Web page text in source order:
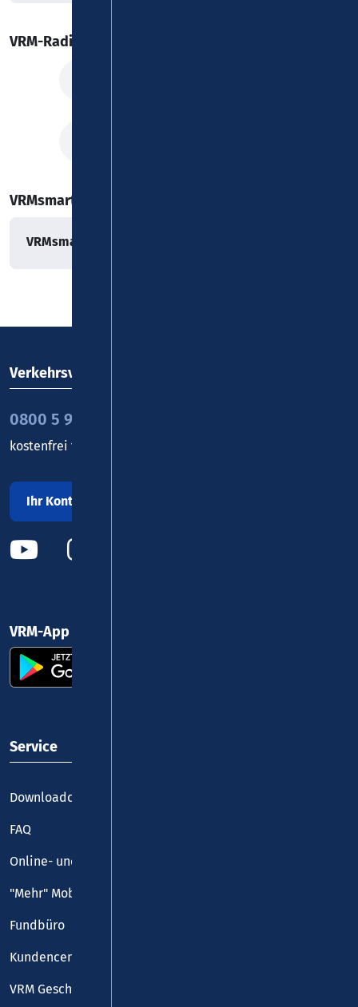
VRM-Radiospots zum VRMsmart
VRMsmart animierter Spot
VRMsmart - Volltreffer
Verkehrsverbund Rhein-Mosel GmbH
0800 5 986 986
kostenfrei täglich 8 - 20 Uhr
Ihr Kontakt zu uns
VRM-App nutzen und durchstarten
Service
Downloadcenter
FAQ
Online- und Handy-Tickets
"Mehr" Mobilität
Fundbüro
Kundencenter
VRM Geschäftsstelle